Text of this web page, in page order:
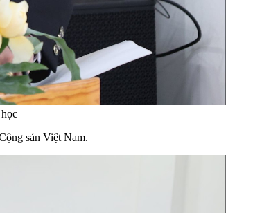
sản Việt Nam.